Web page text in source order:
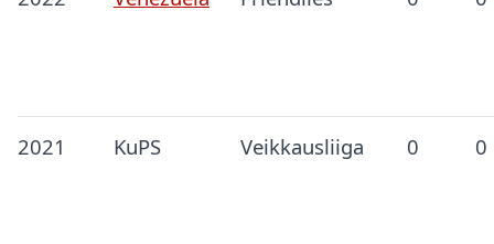
2021 KuPS Veikkausliiga 0 0